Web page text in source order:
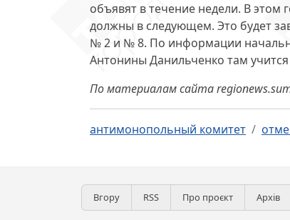
объявят в течение недели. В этом
должны в следующем. Это будет
№ 2 и № 8. По информации
Антонины Данильченко там учится
По материалам сайта
антимонопольный комитет
Вгору RSS Про проєкт Архів